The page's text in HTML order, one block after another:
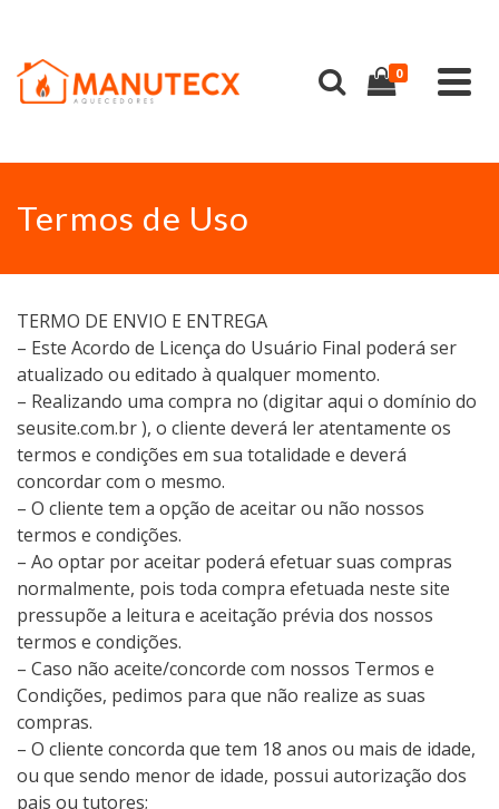
0
Termos de Uso
TERMO DE ENVIO E ENTREGA
– Este Acordo de Licença do Usuário Final poderá ser
atualizado ou editado à qualquer momento.
– Realizando uma compra no (digitar aqui o domínio do
seusite.com.br ), o cliente deverá ler atentamente os
termos e condições em sua totalidade e deverá
concordar com o mesmo.
– O cliente tem a opção de aceitar ou não nossos
termos e condições.
– Ao optar por aceitar poderá efetuar suas compras
normalmente, pois toda compra efetuada neste site
pressupõe a leitura e aceitação prévia dos nossos
termos e condições.
– Caso não aceite/concorde com nossos Termos e
Condições, pedimos para que não realize as suas
compras.
– O cliente concorda que tem 18 anos ou mais de idade,
ou que sendo menor de idade, possui autorização dos
pais ou tutores;